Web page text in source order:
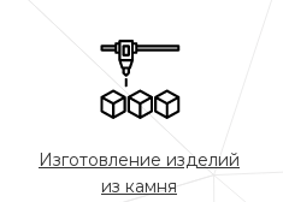
Изготовление изделий
из камня